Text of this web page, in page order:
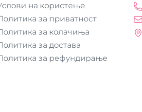
на користење
за приватност
за колачиња
за достава
за рефундирање